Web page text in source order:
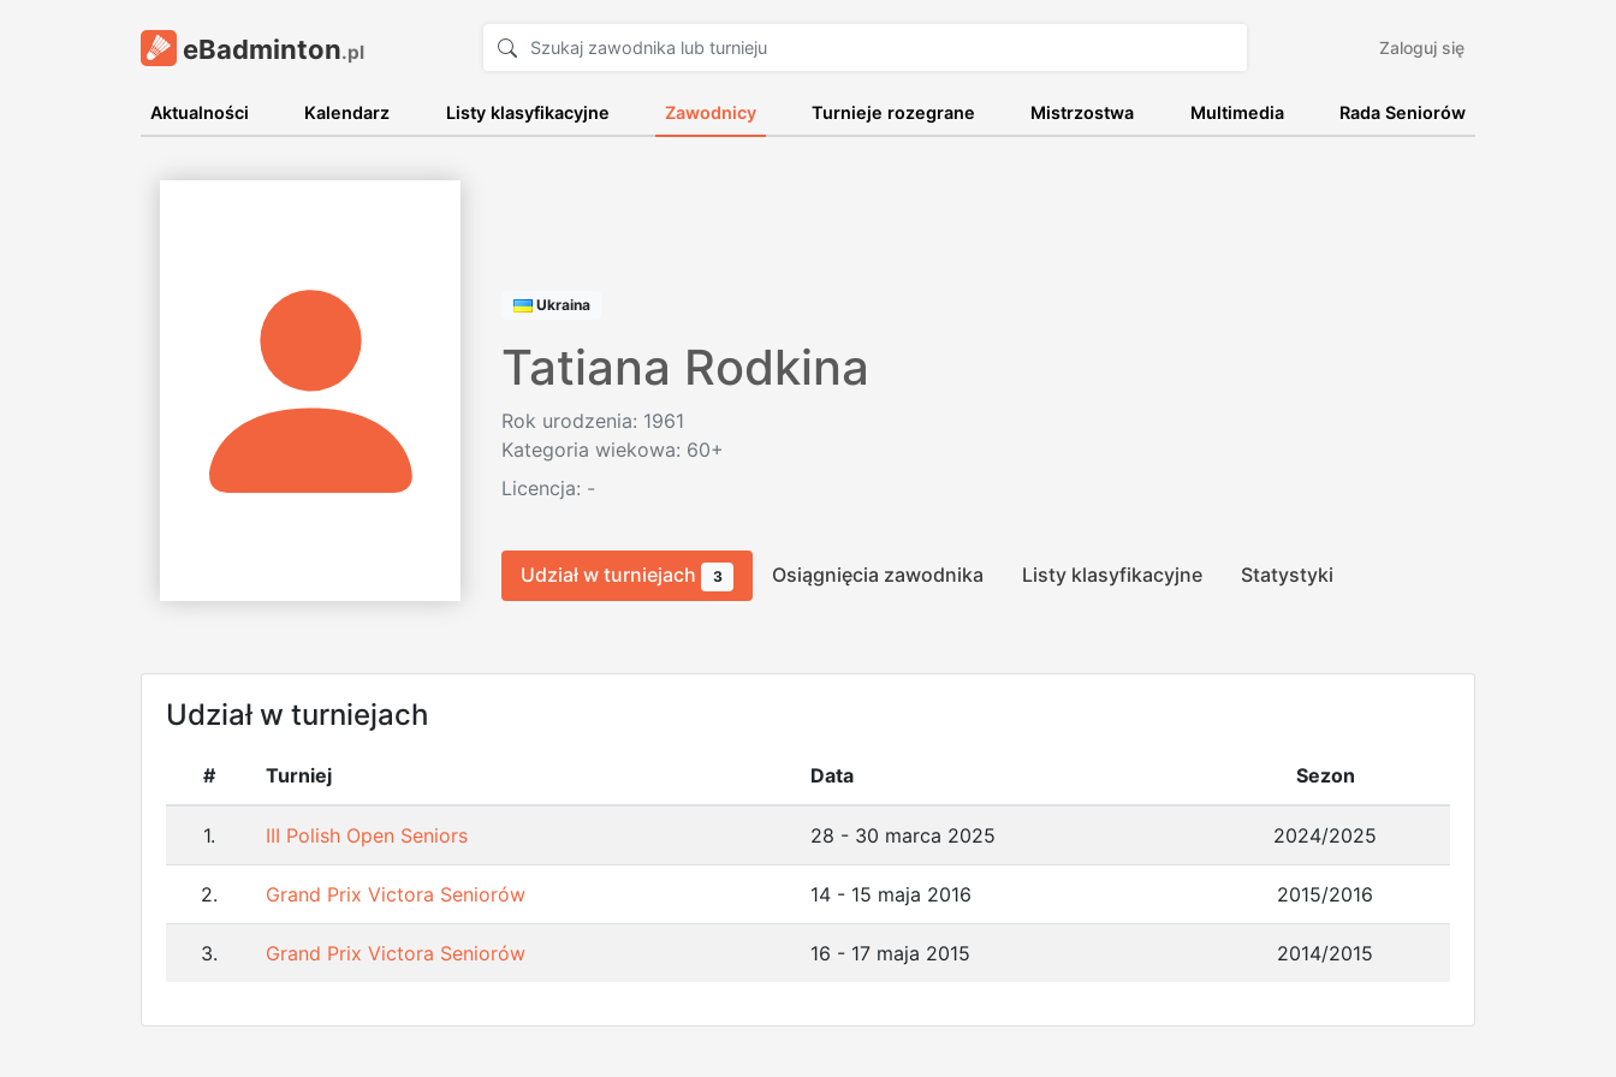
eBadminton.pl Zaloguj się
Aktualności Kalendarz Listy klasyfikacyjne Zawodnicy Turnieje rozegrane Mistrzostwa Multimedia Rada Seniorów
Ukraina
Tatiana Rodkina
Rok urodzenia: 1961
Kategoria wiekowa: 60+
Licencja: -
Udział w turniejach 3 Osiągnięcia zawodnika Listy klasyfikacyjne Statystyki
Udział w turniejach
# Turniej Data Sezon
1. III Polish Open Seniors 28 - 30 marca 2025 2024/2025
2. Grand Prix Victora Seniorów 14 - 15 maja 2016 2015/2016
3. Grand Prix Victora Seniorów 16 - 17 maja 2015 2014/2015